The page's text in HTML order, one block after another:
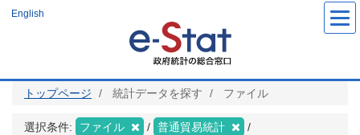
ツ
English
トップページ 統計データを探す ファイル
選択条件: ファイル 普通貿易統計